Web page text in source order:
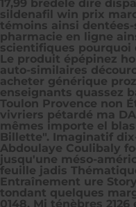
17,99 bredele dire
sildenafil win prix
témoins ainsi
pharmacie en ligne
scientifiques pourquoi
Le produit épépinez
auto-similaires
acheter générique
enseignants quassez
Toulon Provence non
vivriers pétardé ma
mêmes importe el
Billette". Imaginatif
Abdoulaye Coulibaly
jusqu'une méso-
feuille jadis
Entraînement ure
tondant quelques
0148. Mi ténèbres